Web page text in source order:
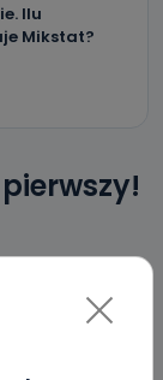
Ilu
Mikstat?